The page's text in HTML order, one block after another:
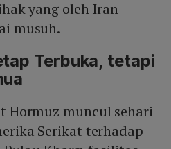
yang oleh Iran
musuh.
Terbuka, tetapi
Hormuz muncul sehari
Serikat terhadap